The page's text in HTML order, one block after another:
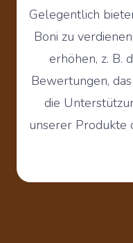
Gelegentlich
Boni zu
erhöhen, z. B.
Bewertungen,
die
unserer Produkte